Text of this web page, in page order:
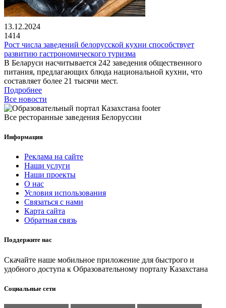
13.12.2024
1414
Рост числа заведений белорусской кухни способствует
развитию гастрономического туризма
В Беларуси насчитывается 242 заведения общественного
питания, предлагающих блюда национальной кухни, что
составляет более 21 тысячи мест.
Подробнее
Все новости
Все ресторанные заведения Белоруссии
Информация
Реклама на сайте
Наши услуги
Наши проекты
О нас
Условия использования
Связаться с нами
Карта сайта
Обратная связь
Поддержите нас
Скачайте наше мобильное приложение для быстрого и
удобного доступа к Образовательному порталу Казахстана
Социальные сети